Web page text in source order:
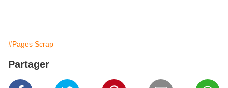
#Pages Scrap
Partager